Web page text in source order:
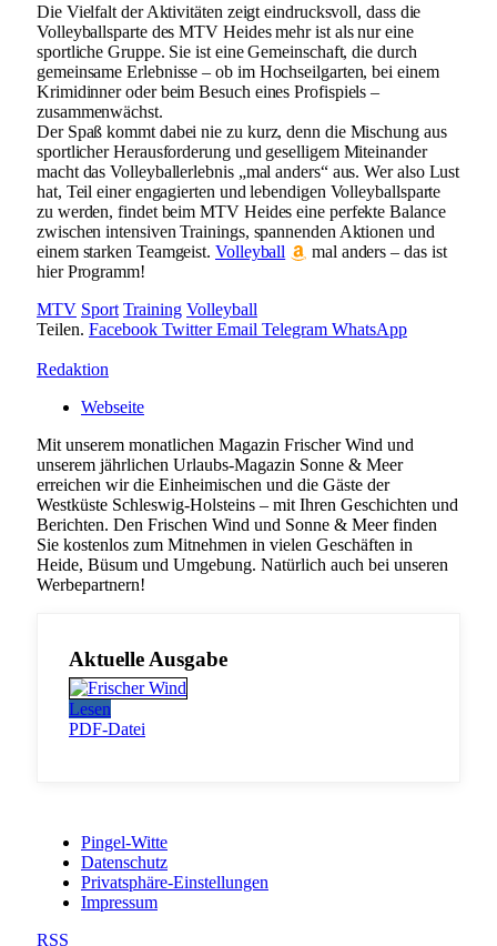
Die Vielfalt der Aktivitäten zeigt eindrucksvoll, dass die
Volleyballsparte des MTV Heides mehr ist als nur eine
sportliche Gruppe. Sie ist eine Gemeinschaft, die durch
gemeinsame Erlebnisse – ob im Hochseilgarten, bei einem
Krimidinner oder beim Besuch eines Profispiels –
zusammenwächst.
Der Spaß kommt dabei nie zu kurz, denn die Mischung aus
sportlicher Herausforderung und geselligem Miteinander
macht das Volleyballerlebnis „mal anders“ aus. Wer also Lust
hat, Teil einer engagierten und lebendigen Volleyballsparte
zu werden, findet beim MTV Heides eine perfekte Balance
zwischen intensiven Trainings, spannenden Aktionen und
einem starken Teamgeist. Volleyball
mal anders – das ist
hier Programm!
MTV Sport Training Volleyball
Teilen. Facebook Twitter Email Telegram WhatsApp
Redaktion
Webseite
Mit unserem monatlichen Magazin Frischer Wind und
unserem jährlichen Urlaubs-Magazin Sonne & Meer
erreichen wir die Einheimischen und die Gäste der
Westküste Schleswig-Holsteins – mit Ihren Geschichten und
Berichten. Den Frischen Wind und Sonne & Meer finden
Sie kostenlos zum Mitnehmen in vielen Geschäften in
Heide, Büsum und Umgebung. Natürlich auch bei unseren
Werbepartnern!
Aktuelle Ausgabe
Lesen
PDF-Datei
Pingel-Witte
Datenschutz
Privatsphäre-Einstellungen
Impressum
RSS